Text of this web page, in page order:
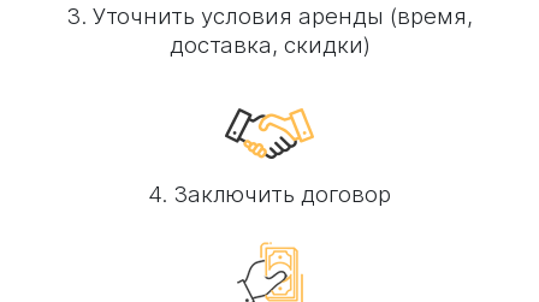
3. Уточнить условия аренды (время,
доставка, скидки)
4. Заключить договор